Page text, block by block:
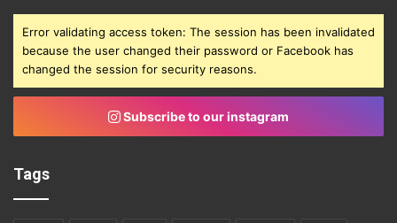
Error validating access token: The session has been invalidated
because the user changed their password or Facebook has
changed the session for security reasons.
Subscribe to our instagram
Tags